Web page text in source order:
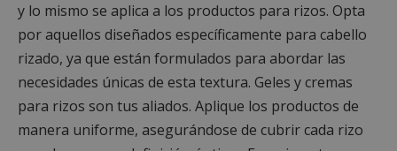
y lo mismo se aplica a los productos para rizos. Opta
por aquellos diseñados específicamente para cabello
rizado, ya que están formulados para abordar las
necesidades únicas de esta textura. Geles y cremas
para rizos son tus aliados. Aplique los productos de
manera uniforme, asegurándose de cubrir cada rizo